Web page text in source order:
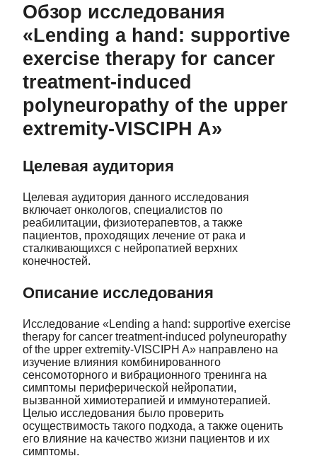
Обзор исследования
«Lending a hand: supportive
exercise therapy for cancer
treatment-induced
polyneuropathy of the upper
extremity-VISCIPH A»
Целевая аудитория
Целевая аудитория данного исследования
включает онкологов, специалистов по
реабилитации, физиотерапевтов, а также
пациентов, проходящих лечение от рака и
сталкивающихся с нейропатией верхних
конечностей.
Описание исследования
Исследование «Lending a hand: supportive exercise
therapy for cancer treatment-induced polyneuropathy
of the upper extremity-VISCIPH A» направлено на
изучение влияния комбинированного
сенсомоторного и вибрационного тренинга на
симптомы периферической нейропатии,
вызванной химиотерапией и иммунотерапией.
Целью исследования было проверить
осуществимость такого подхода, а также оценить
его влияние на качество жизни пациентов и их
симптомы.